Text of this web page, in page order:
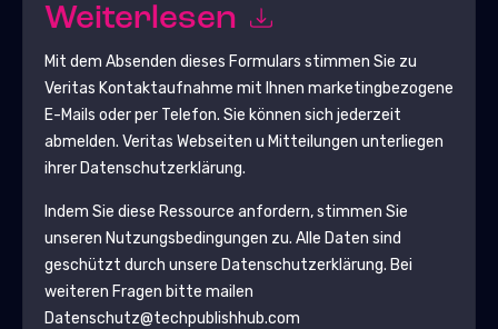
Weiterlesen
Mit dem Absenden dieses Formulars stimmen Sie zu
Veritas Kontaktaufnahme mit Ihnen marketingbezogene
E-Mails oder per Telefon. Sie können sich jederzeit
abmelden. Veritas Webseiten u Mitteilungen unterliegen
ihrer Datenschutzerklärung.
Indem Sie diese Ressource anfordern, stimmen Sie
unseren Nutzungsbedingungen zu. Alle Daten sind
geschützt durch unsere Datenschutzerklärung. Bei
weiteren Fragen bitte mailen
Datenschutz@techpublishhub.com